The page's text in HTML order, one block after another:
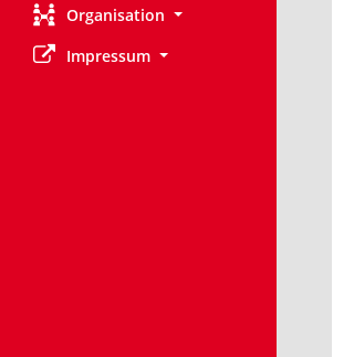
Organisation
Impressum